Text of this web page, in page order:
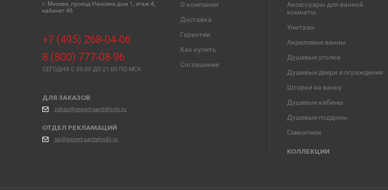
г. Москва, проезд Нансена дом 1, этаж 4,
кабинет 46
+7 (495) 268-04-06
8 (800) 777-08-96
СЕГОДНЯ C 09:00 ДО 21:00 ПО МСК
ДЛЯ ЗАКАЗОВ
zakaz@expert-santehniki.ru
ОТДЕЛ РЕКЛАМАЦИЙ
op@expert-santehniki.ru
О компании
Доставка
Гарантии
Как купить
Соглашение
Аксессуары для ванной
комнаты
Унитазы
Акриловые ванны
Душевые уголки
Душевые двери и ограждения
Шторки на ванну
Душевые кабины
Душевые поддоны
Смесители
КОЛЛЕКЦИИ